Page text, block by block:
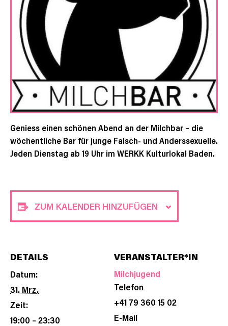
Geniess einen schönen Abend an der Milchbar – die
wöchentliche Bar für junge Falsch- und Anderssexuelle.
Jeden Dienstag ab 19 Uhr im WERKK Kulturlokal Baden.
ZUM KALENDER HINZUFÜGEN
DETAILS
Datum:
31. Mrz.
Zeit:
19:00 – 23:30
VERANSTALTER*IN
Milchjugend
Telefon
+41 79 360 15 02
E-Mail